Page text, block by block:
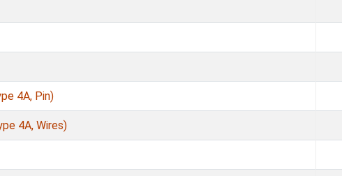
4A, Pin)
4A, Wires)